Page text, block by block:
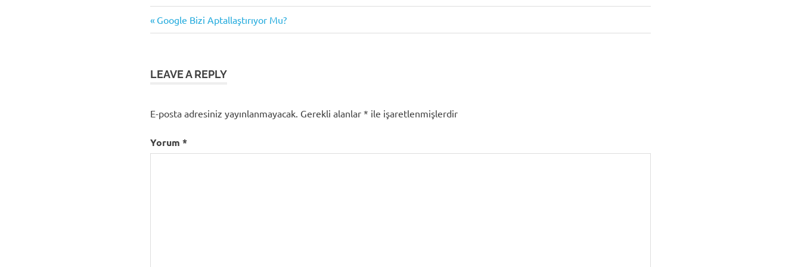
Yazı
Previous
Post:
Google Bizi Aptallaştırıyor Mu?
LEAVE A REPLY
E-posta adresiniz yayınlanmayacak. Gerekli alanlar * ile işaretlenmişlerdir
Yorum *